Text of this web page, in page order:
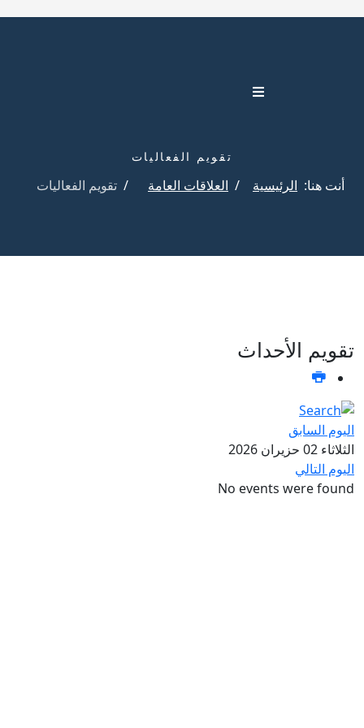
تقويم الفعاليات
أنت هنا: الرئيسية العلاقات العامة تقويم الفعاليات
تقويم الأحداث
اليوم السابق
الثلاثاء 02 حزيران 2026
اليوم التالي
No events were found